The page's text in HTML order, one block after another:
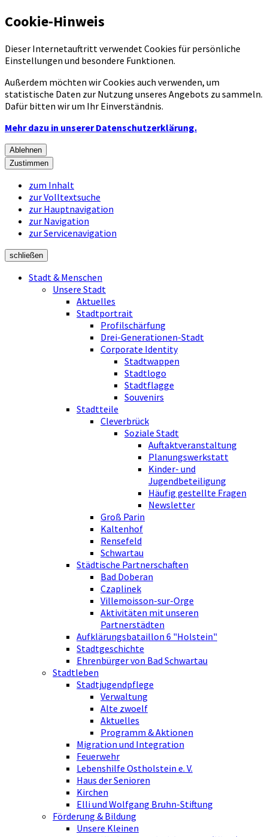
Cookie-Hinweis
Dieser Internetauftritt verwendet Cookies für persönliche
Einstellungen und besondere Funktionen.
Außerdem möchten wir Cookies auch verwenden, um
statistische Daten zur Nutzung unseres Angebots zu sammeln.
Dafür bitten wir um Ihr Einverständnis.
Mehr dazu in unserer Datenschutzerklärung.
Ablehnen
Zustimmen
zum Inhalt
zur Volltextsuche
zur Hauptnavigation
zur Navigation
zur Servicenavigation
schließen
Stadt & Menschen
Unsere Stadt
Aktuelles
Stadtportrait
Profilschärfung
Drei-Generationen-Stadt
Corporate Identity
Stadtwappen
Stadtlogo
Stadtflagge
Souvenirs
Stadtteile
Cleverbrück
Soziale Stadt
Auftaktveranstaltung
Planungswerkstatt
Kinder- und
Jugendbeteiligung
Häufig gestellte Fragen
Newsletter
Groß Parin
Kaltenhof
Rensefeld
Schwartau
Städtische Partnerschaften
Bad Doberan
Czaplinek
Villemoisson-sur-Orge
Aktivitäten mit unseren
Partnerstädten
Aufklärungsbataillon 6 "Holstein"
Stadtgeschichte
Ehrenbürger von Bad Schwartau
Stadtleben
Stadtjugendpflege
Verwaltung
Alte zwoelf
Aktuelles
Programm & Aktionen
Migration und Integration
Feuerwehr
Lebenshilfe Ostholstein e. V.
Haus der Senioren
Kirchen
Elli und Wolfgang Bruhn-Stiftung
Förderung & Bildung
Unsere Kleinen